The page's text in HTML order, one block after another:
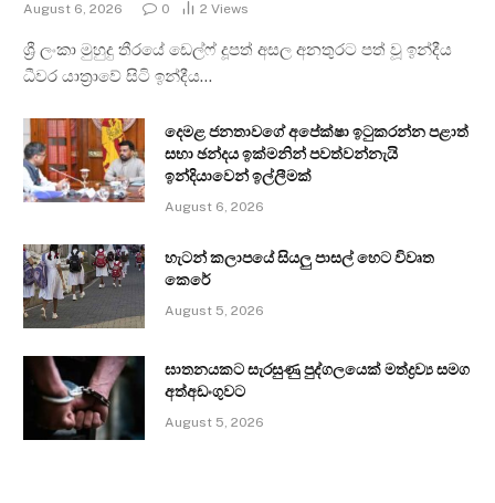
August 6, 2026 0 2 Views
ශ්‍රී ලංකා මුහුදු තීරයේ ඩෙල්ෆ් දූපත් අසල අනතුරට පත් වූ ඉන්දීය
ධීවර යාත්‍රාවේ සිටි ඉන්දීය…
දෙමළ ජනතාවගේ අපේක්ෂා ඉටුකරන්න පළාත්
සභා ඡන්දය ඉක්මනින් පවත්වන්නැයි
ඉන්දියාවෙන් ඉල්ලීමක්
August 6, 2026
හැටන් කලාපයේ සියලු පාසල් හෙට විවෘත
කෙරේ
August 5, 2026
ඝාතනයකට සැරසුණු පුද්ගලයෙක් මත්ද්‍රව්‍ය සමග
අත්අඩංගුවට
August 5, 2026